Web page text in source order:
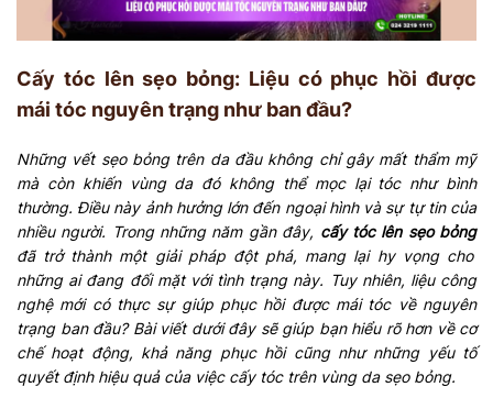
Cấy tóc lên sẹo bỏng: Liệu có phục hồi được
mái tóc nguyên trạng như ban đầu?
Những vết sẹo bỏng trên da đầu không chỉ gây mất thẩm mỹ
mà còn khiến vùng da đó không thể mọc lại tóc như bình
thường. Điều này ảnh hưởng lớn đến ngoại hình và sự tự tin của
nhiều người. Trong những năm gần đây, cấy tóc lên sẹo bỏng
đã trở thành một giải pháp đột phá, mang lại hy vọng cho
những ai đang đối mặt với tình trạng này. Tuy nhiên, liệu công
nghệ mới có thực sự giúp phục hồi được mái tóc về nguyên
trạng ban đầu? Bài viết dưới đây sẽ giúp bạn hiểu rõ hơn về cơ
chế hoạt động, khả năng phục hồi cũng như những yếu tố
quyết định hiệu quả của việc cấy tóc trên vùng da sẹo bỏng.